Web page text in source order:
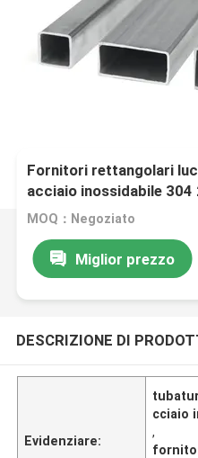
Fornitori rettangolari
acciaio inossidabile
MOQ：Negoziato
Miglior prezzo
DESCRIZIONE DI
Evidenziare:
cciaio
,